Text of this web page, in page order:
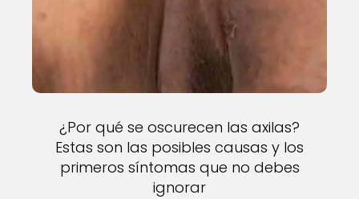
¿Por qué se oscurecen las axilas?
Estas son las posibles causas y los
primeros síntomas que no debes
ignorar